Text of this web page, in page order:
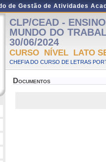
de Gestão de Atividades
CLP/CEAD -
MUNDO DO
30/06/2024
CURSO NÍVEL LATO
CHEFIA DO CURSO DE LETRAS
Documentos